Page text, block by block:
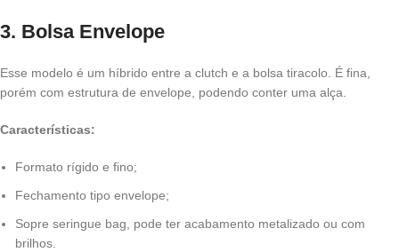
3. Bolsa Envelope
Esse modelo é um híbrido entre a clutch e a bolsa tiracolo. É fina,
porém com estrutura de envelope, podendo conter uma alça.
Características:
Formato rígido e fino;
Fechamento tipo envelope;
Sopre seringue bag, pode ter acabamento metalizado ou com
brilhos.